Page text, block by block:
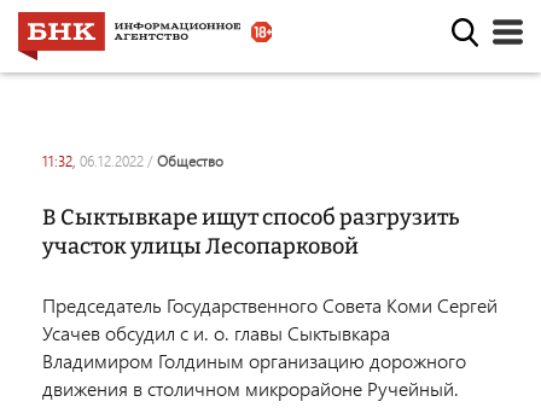
11:32, 06.12.2022 / общество
В Сыктывкаре ищут способ разгрузить
участок улицы Лесопарковой
Председатель Государственного Совета Коми Сергей
Усачев обсудил с и. о. главы Сыктывкара
Владимиром Голдиным организацию дорожного
движения в столичном микрорайоне Ручейный.